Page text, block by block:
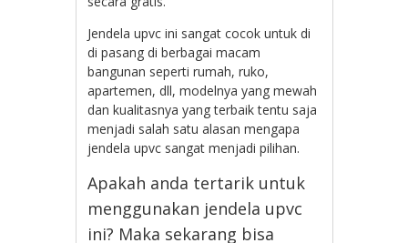
Jendela upvc ini sangat cocok untuk di
di pasang di berbagai macam
bangunan seperti rumah, ruko,
apartemen, dll, modelnya yang mewah
dan kualitasnya yang terbaik tentu saja
menjadi salah satu alasan mengapa
jendela upvc sangat menjadi pilihan.
Apakah anda tertarik untuk
menggunakan jendela upvc
ini? Maka sekarang bisa